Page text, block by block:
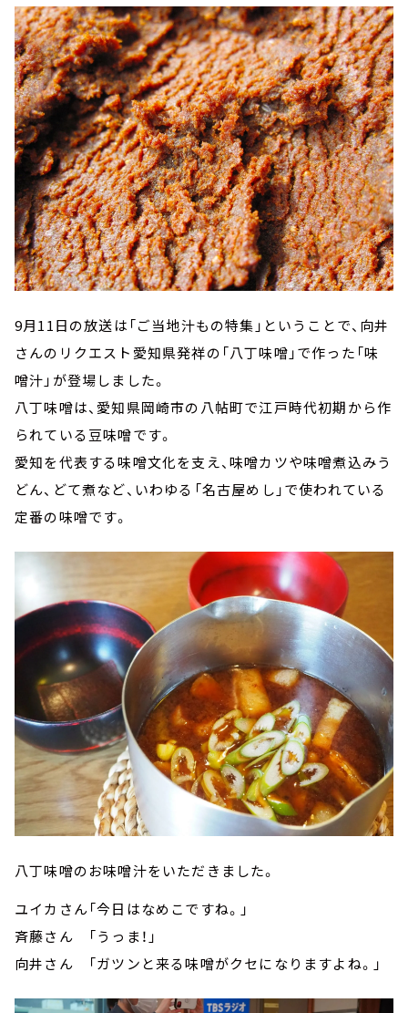
9月11日の放送は「ご当地汁もの特集」ということで、向井
さんのリクエスト愛知県発祥の「八丁味噌」で作った「味
噌汁」が登場しました。
八丁味噌は、愛知県岡崎市の八帖町で江戸時代初期から作
られている豆味噌です。
愛知を代表する味噌文化を支え、味噌カツや味噌煮込みう
どん、どて煮など、いわゆる「名古屋めし」で使われている
定番の味噌です。
八丁味噌のお味噌汁をいただきました。
ユイカさん「今日はなめこですね。」
斉藤さん 「うっま！」
向井さん 「ガツンと来る味噌がクセになりますよね。」